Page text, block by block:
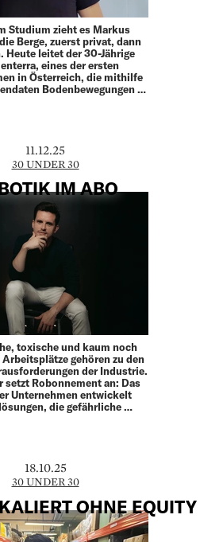
Studium zieht es Markus
Berge, zuerst privat, dann
Heute leitet der 30-Jährige
eines der ersten
in Österreich, die mithilfe
Bodenbewegungen …
11.12.25
30 UNDER 30
IM ABO
toxische und kaum noch
Arbeitsplätze gehören zu den
der Industrie.
setzt Robonnement an: Das
Unternehmen entwickelt
die gefährliche …
18.10.25
30 UNDER 30
OHNE EQUITY